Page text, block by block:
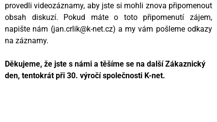
provedli videozáznamy, aby jste si mohli znova připomenout
obsah diskuzí. Pokud máte o toto připomenutí zájem,
napište nám (jan.crlik@k-net.cz) a my vám pošleme odkazy
na záznamy.
Děkujeme, že jste s námi a těšíme se na další Zákaznický
den, tentokrát při 30. výročí společnosti K-net.